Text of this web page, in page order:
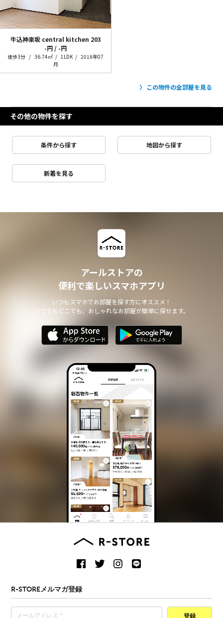
牛込神楽坂 central kitchen 203
-円 / -円
徒歩3分 36.74㎡ 1LDK
2018年07
月
この物件の全部屋を見る
その他の物件を探す
条件から探す 地図から探す
新着を見る
アールストアの
便利で楽しいスマホアプリ
いつもスマホでお部屋を探す方にオススメ！
いつでもどこでも、おしゃれなお部屋が簡単に探せます。
R-STOREメルマガ登録
登録